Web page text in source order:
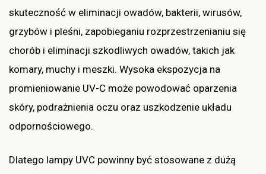
skuteczność w eliminacji owadów, bakterii, wirusów,
grzybów i pleśni, zapobieganiu rozprzestrzenianiu się
chorób i eliminacji szkodliwych owadów, takich jak
komary, muchy i meszki. Wysoka ekspozycja na
promieniowanie UV-C może powodować oparzenia
skóry, podrażnienia oczu oraz uszkodzenie układu
odpornościowego.
Dlatego lampy UVC powinny być stosowane z dużą